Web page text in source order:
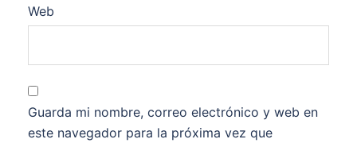
Web
Guarda mi nombre, correo electrónico y web en
este navegador para la próxima vez que